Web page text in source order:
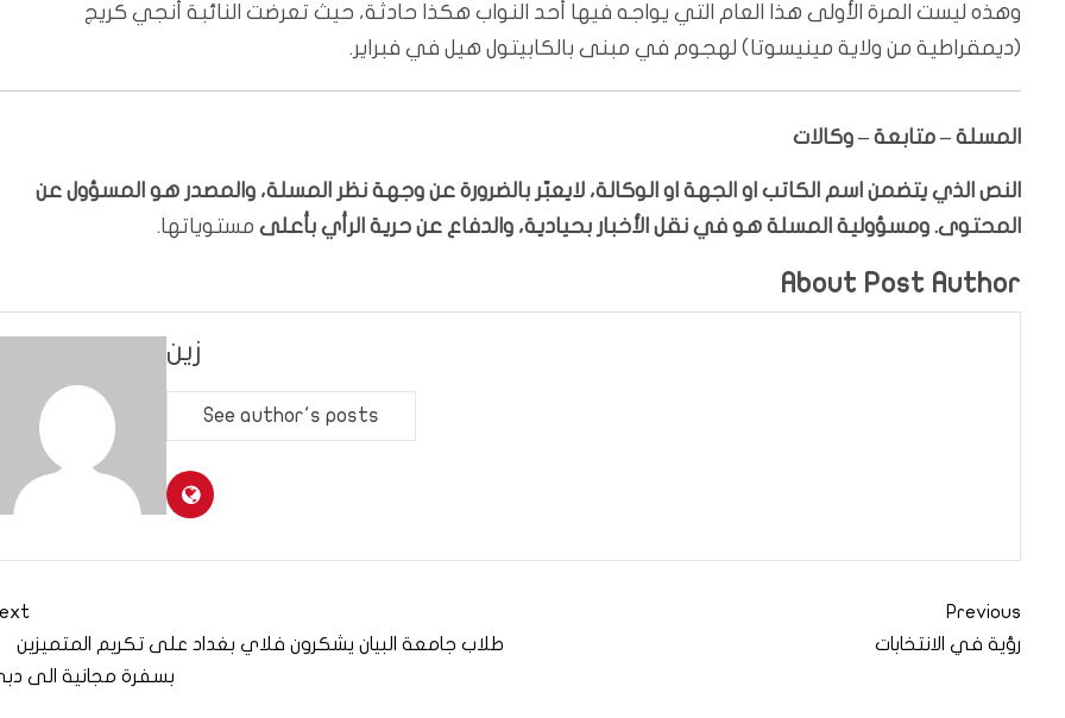
وهذه ليست المرة الأولى هذا العام التي يواجه فيها أحد النواب هكذا حادثة، حيث تعرضت النائبة أنجي كريج
(ديمقراطية من ولاية مينيسوتا) لهجوم في مبنى بالكابيتول هيل في فبراير.
المسلة – متابعة – وكالات
النص الذي يتضمن اسم الكاتب او الجهة او الوكالة، لايعبّر بالضرورة عن وجهة نظر المسلة، والمصدر هو المسؤول عن
المحتوى. ومسؤولية المسلة هو في نقل الأخبار بحيادية، والدفاع عن حرية الرأي بأعلى مستوياتها.
About Post Author
زين
See author's posts
Previous
رؤية في الانتخابات
طلاب جامعة البيان يشكرون فلاي بغداد على تكريم المتميزين
بسفرة مجانية الى